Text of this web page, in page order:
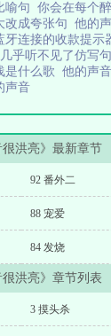
喻句 你会在每个
改成夸张句 他的
牙连接的收款提示
乎听不见了仿写
是什么歌 他的声
声音
很洪亮》最新章节
92 番外二
88 宠爱
84 发烧
很洪亮》章节列表
3 摸头杀